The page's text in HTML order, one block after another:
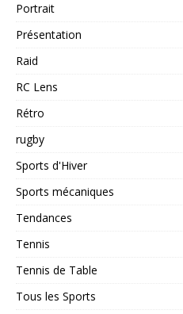
Portrait
Présentation
Raid
RC Lens
Rétro
rugby
Sports d'Hiver
Sports mécaniques
Tendances
Tennis
Tennis de Table
Tous les Sports